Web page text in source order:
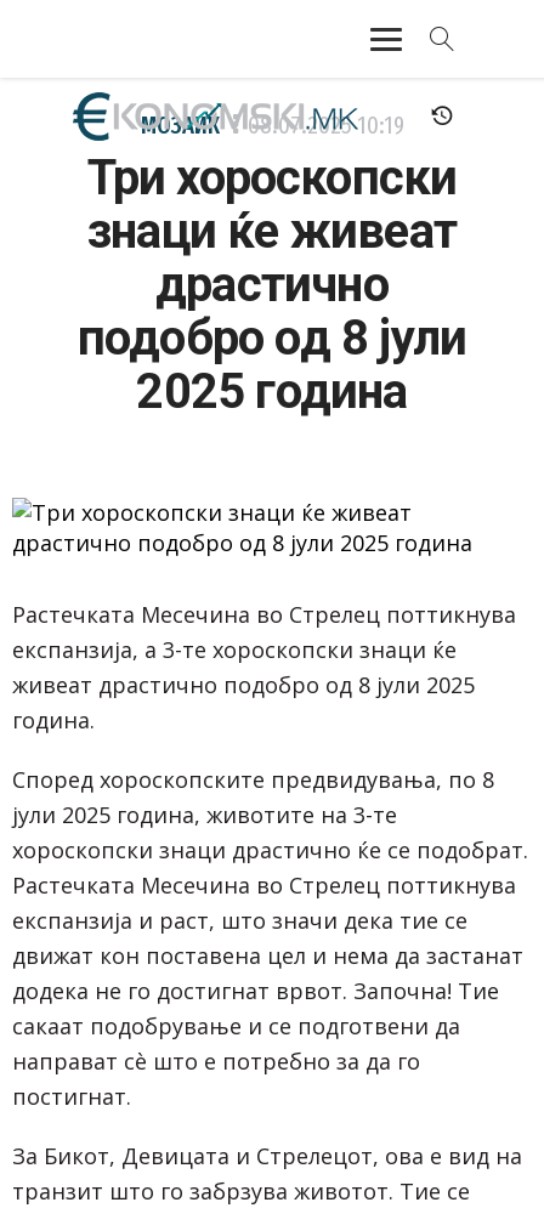
АКТУЕЛНО
ЕКОНОМИЈА
ФИНАНСИИ
БАНКАРСТВО
ЖИВОТ
МОЗАИК 08.07.202510:19
Три хороскопски
знаци ќе живеат
драстично
подобро од 8 јули
2025 година
Растечката Месечина во Стрелец поттикнува
експанзија, а 3-те хороскопски знаци ќе
живеат драстично подобро од 8 јули 2025
година.
Според хороскопските предвидувања, по 8
јули 2025 година, животите на 3-те
хороскопски знаци драстично ќе се подобрат.
Растечката Месечина во Стрелец поттикнува
експанзија и раст, што значи дека тие се
движат кон поставена цел и нема да застанат
додека не го достигнат врвот. Започна! Тие
сакаат подобрување и се подготвени да
направат сè што е потребно за да го
постигнат.
За Бикот, Девицата и Стрелецот, ова е вид на
транзит што го забрзува животот. Тие се